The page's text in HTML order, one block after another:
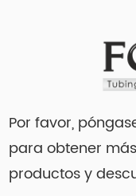
Por favor,
para obtener
productos y